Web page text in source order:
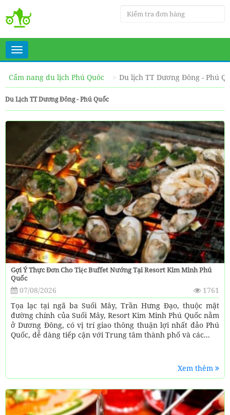
Toggle
navigation
Cẩm nang du lịch Phú Quôc
Du lịch TT Dương Đông - Phú
Du Lịch TT Dương Đông - Phú Quốc
Gợi Ý Thực Đơn Cho Tiệc Buffet Nướng Tại Resort Kim Minh Phú
Quốc
07/08/2026
1761
Tọa lạc tại ngã ba Suối Mây, Trần Hưng Đạo, thuộc mặt
đường chính của Suối Mây, Resort Kim Minh Phú Quốc nằm
ở Dương Đông, có vị trí giao thông thuận lợi nhất đảo Phú
Quốc, dễ dàng tiếp cận với Trung tâm thành phố và các...
Xem thêm